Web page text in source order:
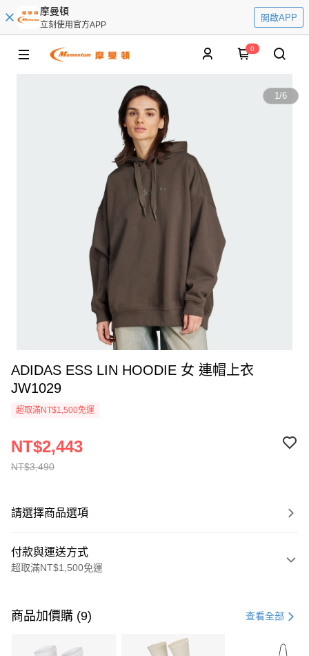
摩曼頓
立刻使用官方APP
開啟APP
0
1/6
ADIDAS ESS LIN HOODIE 女 連帽上衣
JW1029
超取滿NT$1,500免運
NT$3,490
NT$2,443
請選擇商品選項
付款與運送方式
超取滿NT$1,500免運
信用卡一次付款
商品加價購 (9) 查看全部